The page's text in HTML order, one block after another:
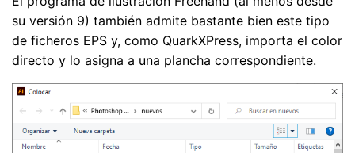
su versión 9) también admite bastante bien este tipo
de ficheros EPS y, como QuarkXPress, importa el color
directo y lo asigna a una plancha correspondiente.